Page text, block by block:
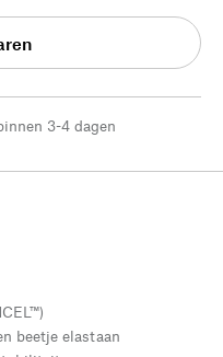
3-4 dagen
beetje elastaan